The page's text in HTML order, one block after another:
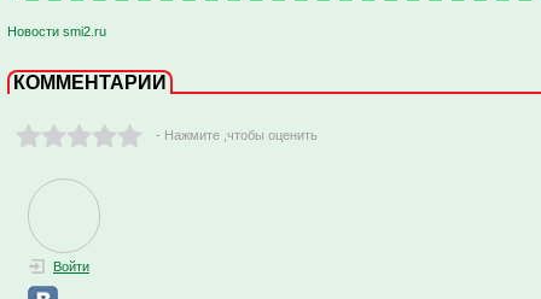
Новости smi2.ru
КОММЕНТАРИИ
- Нажмите ,чтобы оценить
Войти